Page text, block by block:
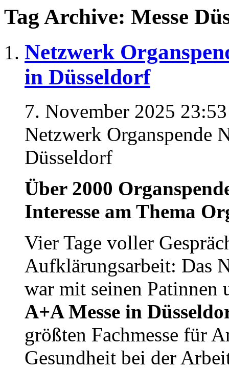
Tag Archive: Messe
Netzwerk
in Düsseldorf
7. November 2025 23:53
Netzwerk Organspende
Düsseldorf
Über 2000
Interesse am Thema
Vier Tage voller
Aufklärungsarbeit: Das
war mit seinen Patinnen
A+A Messe in
größten Fachmesse für
Gesundheit bei der